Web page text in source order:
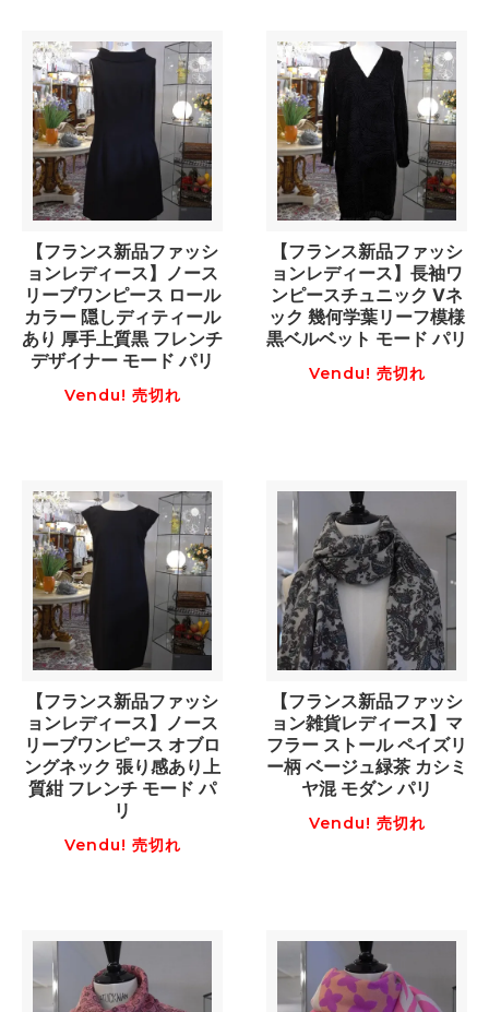
【フランス新品ファッシ
ョンレディース】ノース
リーブワンピース ロール
カラー 隠しディティール
あり 厚手上質黒 フレンチ
デザイナー モード パリ
Vendu! 売切れ
【フランス新品ファッシ
ョンレディース】長袖ワ
ンピースチュニック Vネ
ック 幾何学葉リーフ模様
黒ベルベット モード パリ
Vendu! 売切れ
【フランス新品ファッシ
ョンレディース】ノース
リーブワンピース オブロ
ングネック 張り感あり上
質紺 フレンチ モード パ
リ
Vendu! 売切れ
【フランス新品ファッシ
ョン雑貨レディース】マ
フラー ストール ペイズリ
ー柄 ベージュ緑茶 カシミ
ヤ混 モダン パリ
Vendu! 売切れ